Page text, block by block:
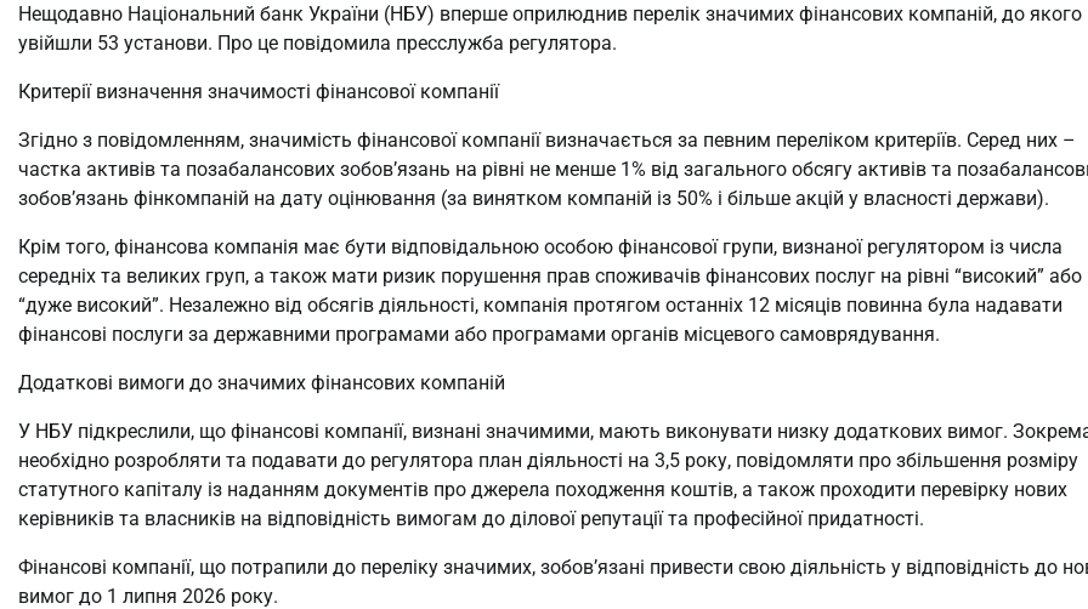
Нещодавно Національний банк України (НБУ) вперше оприлюднив перелік значимих фінансових компаній, до якого
увійшли 53 установи. Про це повідомила пресслужба регулятора.
Критерії визначення значимості фінансової компанії
Згідно з повідомленням, значимість фінансової компанії визначається за певним переліком критеріїв. Серед них –
частка активів та позабалансових зобов’язань на рівні не менше 1% від загального обсягу активів та
зобов’язань фінкомпаній на дату оцінювання (за винятком компаній із 50% і більше акцій у власності держави).
Крім того, фінансова компанія має бути відповідальною особою фінансової групи, визнаної регулятором із числа
середніх та великих груп, а також мати ризик порушення прав споживачів фінансових послуг на рівні “високий” або
“дуже високий”. Незалежно від обсягів діяльності, компанія протягом останніх 12 місяців повинна була надавати
фінансові послуги за державними програмами або програмами органів місцевого самоврядування.
Додаткові вимоги до значимих фінансових компаній
У НБУ підкреслили, що фінансові компанії, визнані значимими, мають виконувати низку додаткових вимог.
необхідно розробляти та подавати до регулятора план діяльності на 3,5 року, повідомляти про збільшення розміру
статутного капіталу із наданням документів про джерела походження коштів, а також проходити перевірку нових
керівників та власників на відповідність вимогам до ділової репутації та професійної придатності.
Фінансові компанії, що потрапили до переліку значимих, зобов’язані привести свою діяльність у відповідність до
вимог до 1 липня 2026 року.